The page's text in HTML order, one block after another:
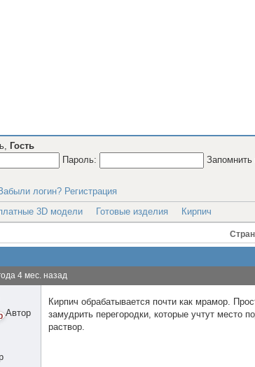
Гость
Пароль: Запомнить
логин? Регистрация
3D модели Готовые изделия Кирпич
4 мес. назад
Автор
Кирпич обрабатывается почти как мрамор.
замудрить перегородки, которые учтут место
раствор.